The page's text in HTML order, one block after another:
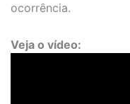
ocorrência.
Veja o vídeo: